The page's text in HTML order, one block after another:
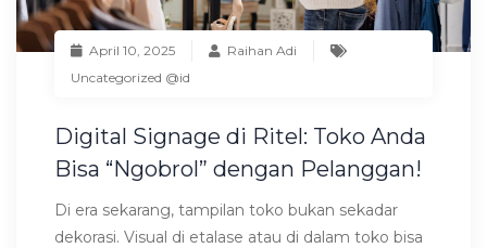
April 10, 2025
Raihan Adi
Uncategorized @id
Digital Signage di Ritel: Toko Anda
Bisa “Ngobrol” dengan Pelanggan!
Di era sekarang, tampilan toko bukan sekadar
dekorasi. Visual di etalase atau di dalam toko bisa